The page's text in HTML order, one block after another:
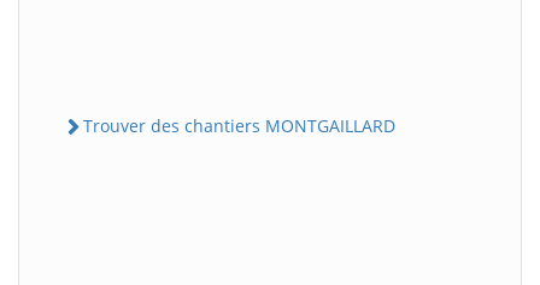
Trouver des chantiers MONTGAILLARD